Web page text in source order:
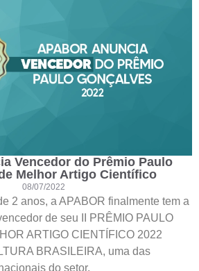
Vencedor do Prêmio Paulo
Melhor Artigo Científico
08/07/2022
2 anos, a APABOR finalmente tem a
de seu II PRÊMIO PAULO
ARTIGO CIENTÍFICO 2022
BRASILEIRA, uma das
do setor.